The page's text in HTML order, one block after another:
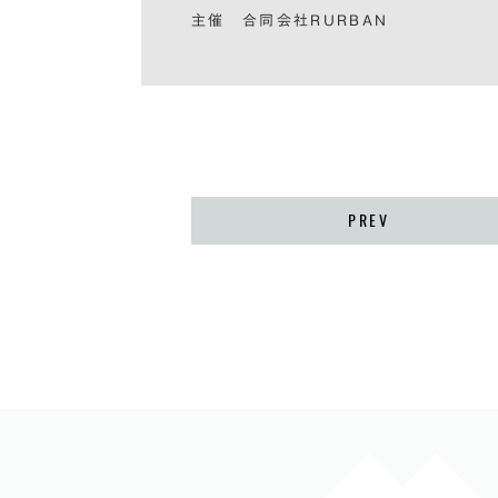
主催 合同会社RURBAN
PREV